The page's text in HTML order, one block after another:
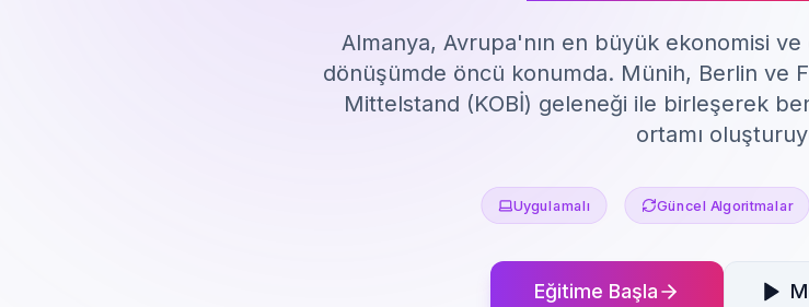
Almanya, Avrupa'nın en büyük ekonomisi
dönüşümde öncü konumda. Münih, Berlin ve
Mittelstand (KOBİ) geleneği ile birleşerek
ortamı
Uygulamalı Güncel Algoritmalar
Eğitime Başla